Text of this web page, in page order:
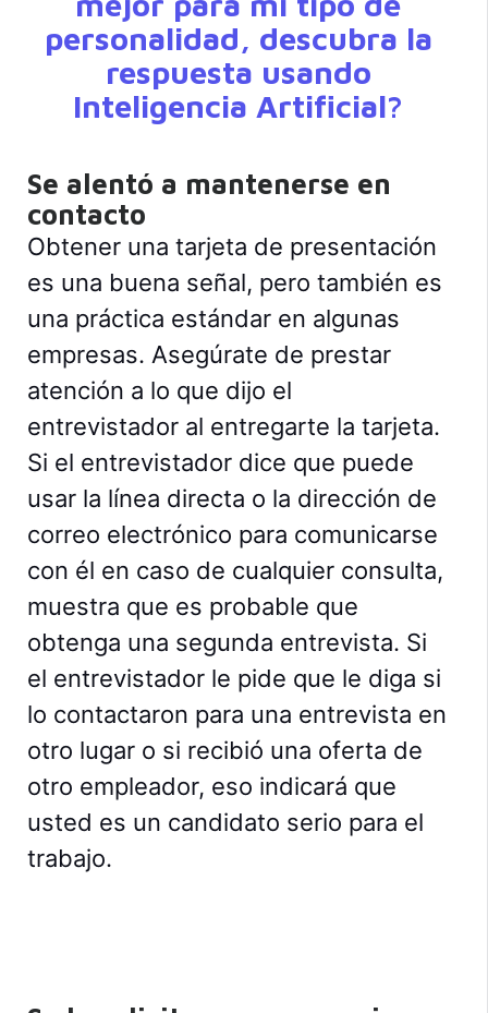
personalidad, descubra la
respuesta usando
Inteligencia Artificial?
Se alentó a mantenerse en
contacto
Obtener una tarjeta de presentación
es una buena señal, pero también es
una práctica estándar en algunas
empresas. Asegúrate de prestar
atención a lo que dijo el
entrevistador al entregarte la tarjeta.
Si el entrevistador dice que puede
usar la línea directa o la dirección de
correo electrónico para comunicarse
con él en caso de cualquier consulta,
muestra que es probable que
obtenga una segunda entrevista. Si
el entrevistador le pide que le diga si
lo contactaron para una entrevista en
otro lugar o si recibió una oferta de
otro empleador, eso indicará que
usted es un candidato serio para el
trabajo.